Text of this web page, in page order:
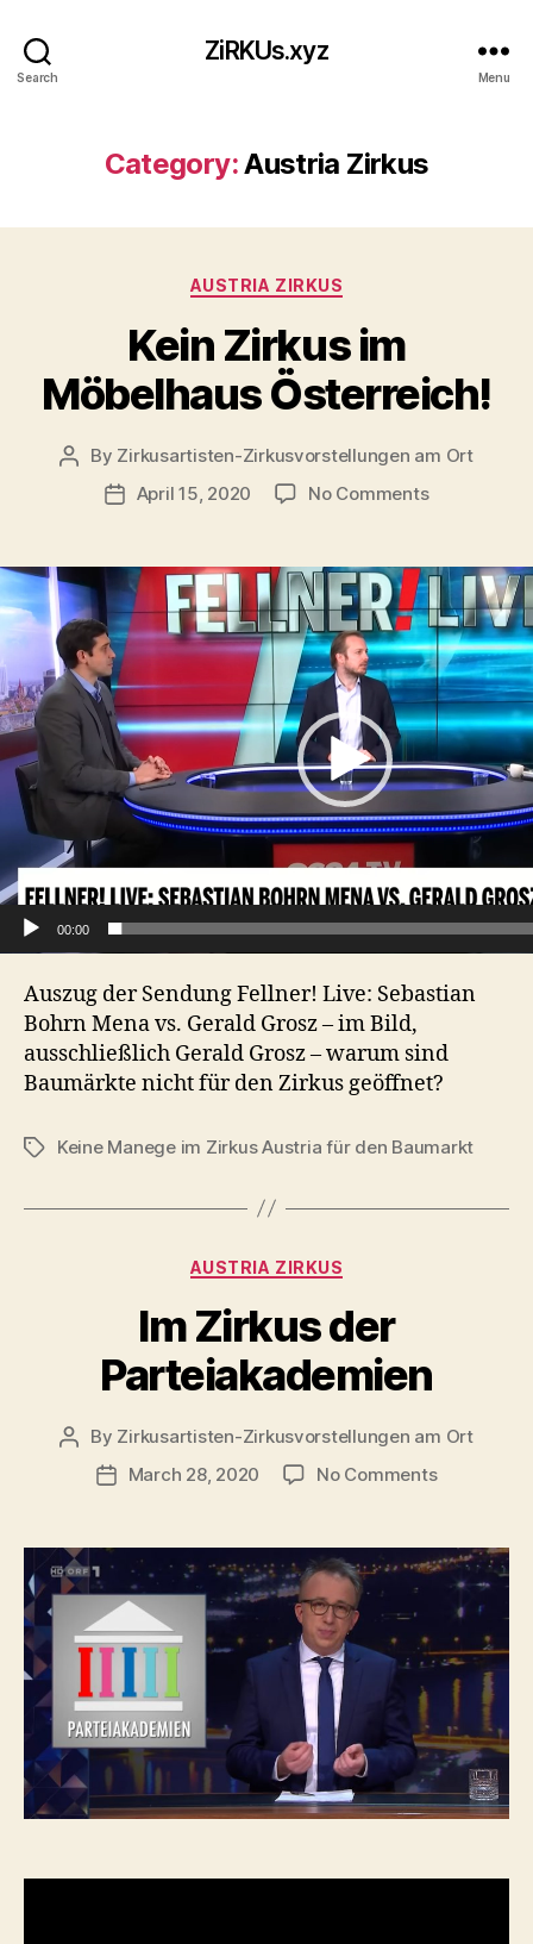
Search
ZiRKUs.xyz
Menu
Category:Austria Zirkus
Categories
AUSTRIA ZIRKUS
Kein Zirkus im
Möbelhaus Österreich!
Post
author
By Zirkusartisten-Zirkusvorstellungen am Ort
PostApril 15, 2020 No Commentson
im
Möbelhaus
Österreich!
V
i
d
e
o
P
y
e
r
00:00
Auszug der Sendung Fellner! Live: Sebastian
Bohrn Mena vs. Gerald Grosz – im Bild,
ausschließlich Gerald Grosz – warum sind
Baumärkte nicht für den Zirkus geöffnet?
TagsKeine Manege im Zirkus Austria für den Baumarkt
Categories
AUSTRIA ZIRKUS
Im Zirkus der
Parteiakademien
Post
author
By Zirkusartisten-Zirkusvorstellungen am Ort
PostMarch 28, 2020 No Commentson
der